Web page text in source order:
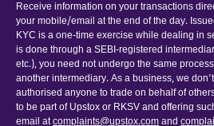
Receive information on your transactions
your mobile/email at the end of the day.
KYC is a one-time exercise while dealing in
is done through a SEBI-registered
etc.), you need not undergo the same
another intermediary. As a business, we
authorised anyone to trade on behalf of
to be part of Upstox or RKSV and offering
email atcomplaints@upstox.comand